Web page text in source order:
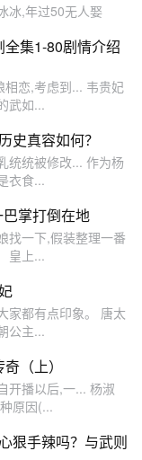
冰,年过50无人娶
集1-80剧情介绍
恋,考虑到... 韦贵妃
武如...
史真容如何？
统统被修改... 作为杨
衣食...
掌打倒在地
找一下,假装整理一番
皇上...
家都有点印象。 唐太
公主...
（上）
开播以后,一... 杨淑
原因(...
狠手辣吗？与武则